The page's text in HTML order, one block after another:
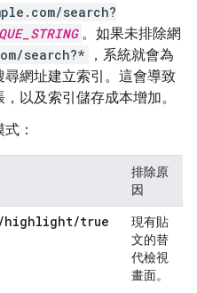
search?
。如果未排除網
search?*
，系統就會為
網址建立索引。這會導致
以及索引儲存成本增加。
：
排除原
因
highlight/true
現有貼
文的替
代檢視
畫面。